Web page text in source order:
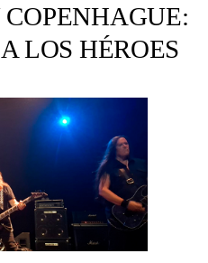
LOS HÉROES